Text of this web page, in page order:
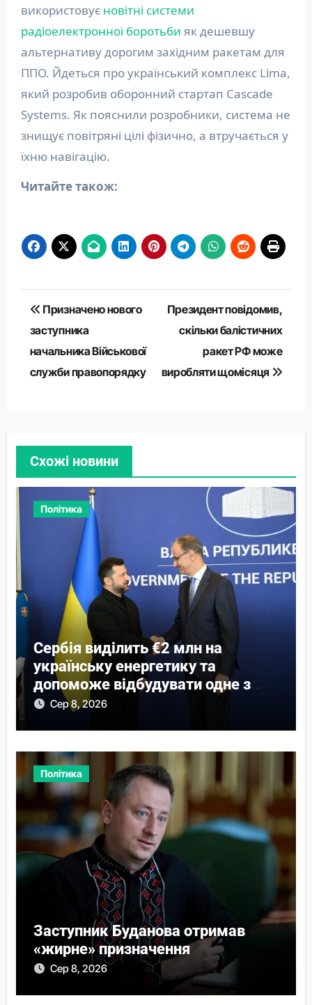
використовує новітні системи
радіоелектронної боротьби як дешевшу
альтернативу дорогим західним ракетам для
ППО. Йдеться про український комплекс Lima,
який розробив оборонний стартап Cascade
Systems. Як пояснили розробники, система не
знищує повітряні цілі фізично, а втручається у
їхню навігацію.
Читайте також:
Навігація
записів
Призначено нового
заступника
начальника Військової
служби правопорядку
Президент повідомив,
скільки балістичних
ракет РФ може
виробляти щомісяця
Схожі новини
Політика
Сербія виділить €2 млн на
українську енергетику та
допоможе відбудувати одне з
містСер 8, 2026
Політика
Заступник Буданова отримав
«жирне» призначення
Сер 8, 2026